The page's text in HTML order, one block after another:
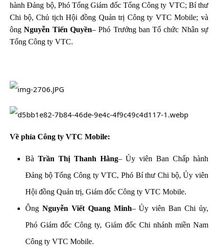
hành Đảng bộ, Phó Tổng Giám đốc Tổng Công ty VTC; Bí thư
Chi bộ, Chủ tịch Hội đồng Quản trị Công ty VTC Mobile; và
ôngNguyễn Tiến Quyền– Phó Trưởng ban Tổ chức Nhân sự
Tổng Công ty VTC.
Về phía Công ty VTC Mobile:
Bà Trần Thị Thanh Hằng– Ủy viên Ban Chấp hành
Đảng bộ Tổng Công ty VTC, Phó Bí thư Chi bộ, Ủy viên
Hội đồng Quản trị, Giám đốc Công ty VTC Mobile.
Ông Nguyễn Viết Quang Minh– Ủy viên Ban Chi ủy,
Phó Giám đốc Công ty, Giám đốc Chi nhánh miền Nam
Công ty VTC Mobile.